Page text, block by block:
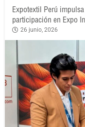
Expotextil Perú
participación en Expo
26 junio, 2026